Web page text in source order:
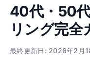
40代・50
リング完全
最終更新日: 2026年2月